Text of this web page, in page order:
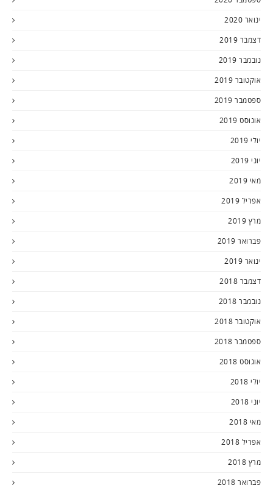
ינואר 2020
דצמבר 2019
נובמבר 2019
אוקטובר 2019
ספטמבר 2019
אוגוסט 2019
יולי 2019
יוני 2019
מאי 2019
אפריל 2019
מרץ 2019
פברואר 2019
ינואר 2019
דצמבר 2018
נובמבר 2018
אוקטובר 2018
ספטמבר 2018
אוגוסט 2018
יולי 2018
יוני 2018
מאי 2018
אפריל 2018
מרץ 2018
פברואר 2018